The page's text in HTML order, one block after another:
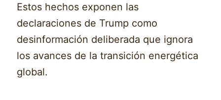
Estos hechos exponen las
declaraciones de Trump como
desinformación deliberada que ignora
los avances de la transición energética
global.